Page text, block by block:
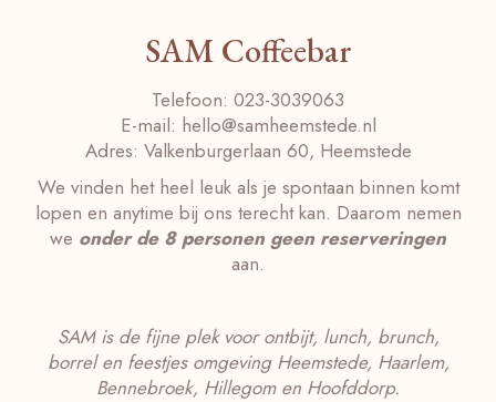
SAM Coffeebar
Telefoon: 023-3039063
E-mail: hello@samheemstede.nl
Adres: Valkenburgerlaan 60, Heemstede
We vinden het heel leuk als je spontaan binnen komt
lopen en anytime bij ons terecht kan. Daarom nemen
we onder de 8 personen geen reserveringen
aan.
SAM is de fijne plek voor ontbijt, lunch, brunch,
borrel en feestjes omgeving Heemstede, Haarlem,
Bennebroek, Hillegom en Hoofddorp.